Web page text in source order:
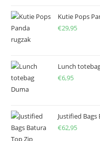
Kutie Pops
€29,95
Lunch
€6,95
Justified
€62,95